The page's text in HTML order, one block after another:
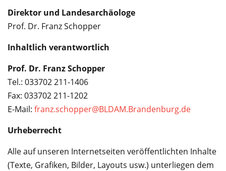
Direktor und Landesarchäologe
Prof. Dr. Franz Schopper
Inhaltlich verantwortlich
Prof. Dr. Franz Schopper
Tel.: 033702 211-1406
Fax: 033702 211-1202
E-Mail: franz.schopper@BLDAM.Brandenburg.de
Urheberrecht
Alle auf unseren Internetseiten veröffentlichten Inhalte
(Texte, Grafiken, Bilder, Layouts usw.) unterliegen dem